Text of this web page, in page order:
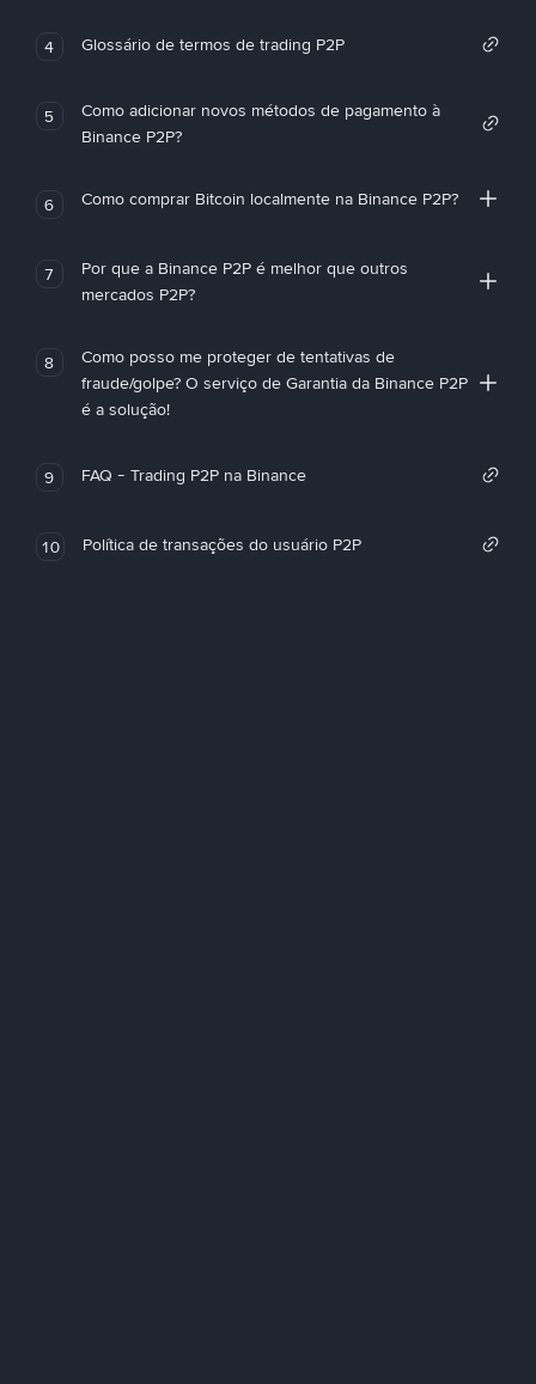
4 Glossário de termos de trading P2P
5
Como adicionar novos métodos de pagamento à
Binance P2P?
6 Como comprar Bitcoin localmente na Binance P2P?
7
Por que a Binance P2P é melhor que outros
mercados P2P?
8
Como posso me proteger de tentativas de
fraude/golpe? O serviço de Garantia da Binance P2P
é a solução!
9 FAQ - Trading P2P na Binance
10 Política de transações do usuário P2P